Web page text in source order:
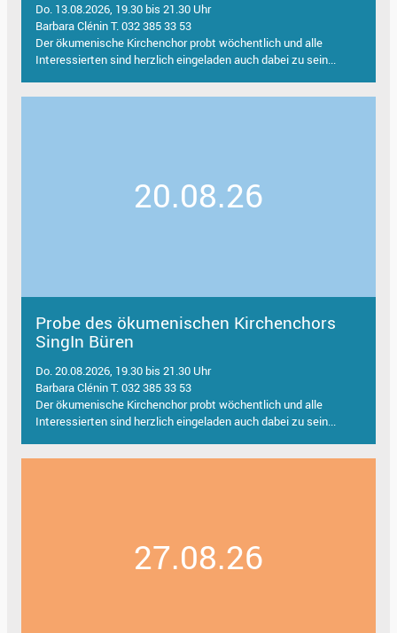
Do. 13.08.2026, 19.30 bis 21.30 Uhr
Barbara Clénin T. 032 385 33 53
Der ökumenische Kirchenchor probt wöchentlich und alle
Interessierten sind herzlich eingeladen auch dabei zu sein...
20.08.26
Probe des ökumenischen Kirchenchors
SingIn Büren
Do. 20.08.2026, 19.30 bis 21.30 Uhr
Barbara Clénin T. 032 385 33 53
Der ökumenische Kirchenchor probt wöchentlich und alle
Interessierten sind herzlich eingeladen auch dabei zu sein...
27.08.26